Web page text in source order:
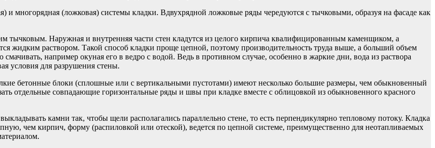
и многорядная (ложковая) системы кладки. Вдвухрядной ложковые ряды чередуются с тычковыми, образуя на фасаде как
тычковым. Наружная и внутренняя части стен кладутся из целого кирпича квалифицированным каменщиком, а
жидким раствором. Такой способ кладки проще цепной, поэтому производительность труда выше, а больший объем
например окуная его в ведро с водой. Ведь в противном случае, особенно в жаркие дни, вода из раствора
условия для разрушения стены.
бетонные блоки (сплошные или с вертикальными пустотами) имеют несколько большие размеры, чем обыкновенный
отдельные совпадающие горизонтальные ряды и швы при кладке вместе с облицовкой из обыкновенного красного
камни так, чтобы щели располагались параллельно стене, то есть перпендикулярно тепловому потоку. Кладка
чем кирпич, форму (распиловкой или отеской), ведется по цепной системе, преимущественно для неотапливаемых